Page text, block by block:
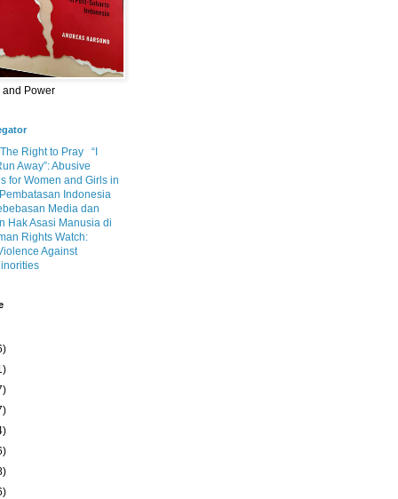
and Power
Right to Pray
“I
Away”: Abusive
for Women and Girls in
Pembatasan Indonesia
Media dan
Hak Asasi Manusia di
Rights Watch:
Against